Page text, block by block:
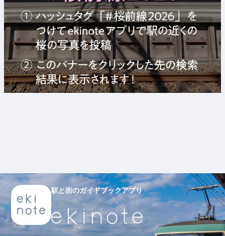
駅と街のガイドブックアプリ